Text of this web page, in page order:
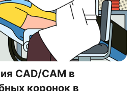
CAD/CAM в
коронок в